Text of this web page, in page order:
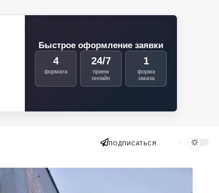
Быстрое оформление заявки
4
формата
24/7
прием
онлайн
1
форма
заказа
ПОДПИСАТЬСЯ